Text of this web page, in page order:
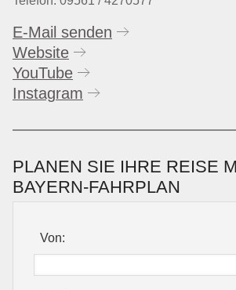
E-Mail senden
Website
YouTube
Instagram
PLANEN SIE IHRE REISE
BAYERN-FAHRPLAN
Von: